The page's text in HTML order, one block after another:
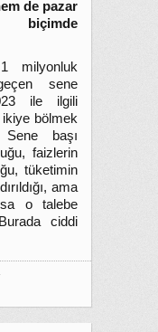
de pazar
biçimde
milyonluk
sene
ile ilgili
ikiye bölmek
Sene başı
faizlerin
tüketimin
ama
o talebe
ciddi